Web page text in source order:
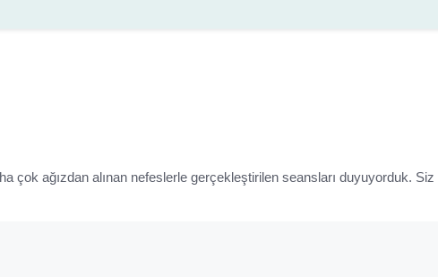
çok ağızdan alınan nefeslerle gerçekleştirilen seansları duyuyorduk. Siz